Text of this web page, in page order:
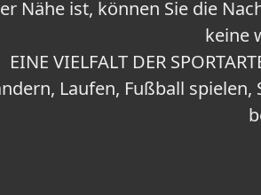
Nähe ist, können Sie die
keine
EINE VIELFALT DER
Laufen, Fußball